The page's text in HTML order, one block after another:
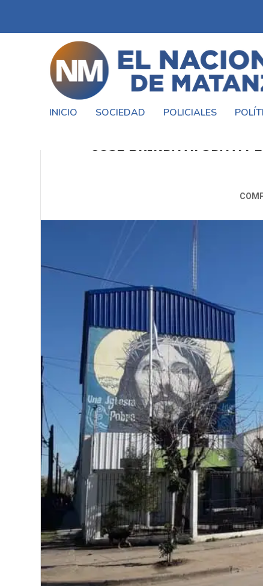
INICIO SOCIEDAD POLICIALES
JOSÉ BRINDA AYUDA A